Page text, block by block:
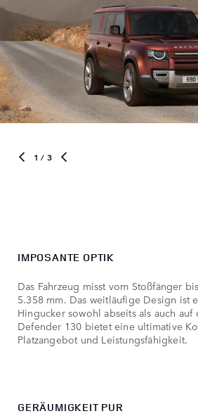
1 / 3
IMPOSANTE OPTIK
Das Fahrzeug misst vom Stoßfänger
5.358 mm. Das weitläufige Design ist
Hingucker sowohl abseits als auch auf
Defender 130 bietet eine ultimative
Platzangebot und Leistungsfähigkeit.
GERÄUMIGKEIT PUR